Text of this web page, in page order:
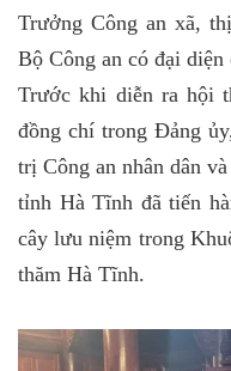
Trưởng Công an xã,
Bộ Công an có đại
Trước khi diễn ra hội
đồng chí trong Đảng
trị Công an nhân dân
tỉnh Hà Tĩnh đã tiến
cây lưu niệm trong
thăm Hà Tĩnh.